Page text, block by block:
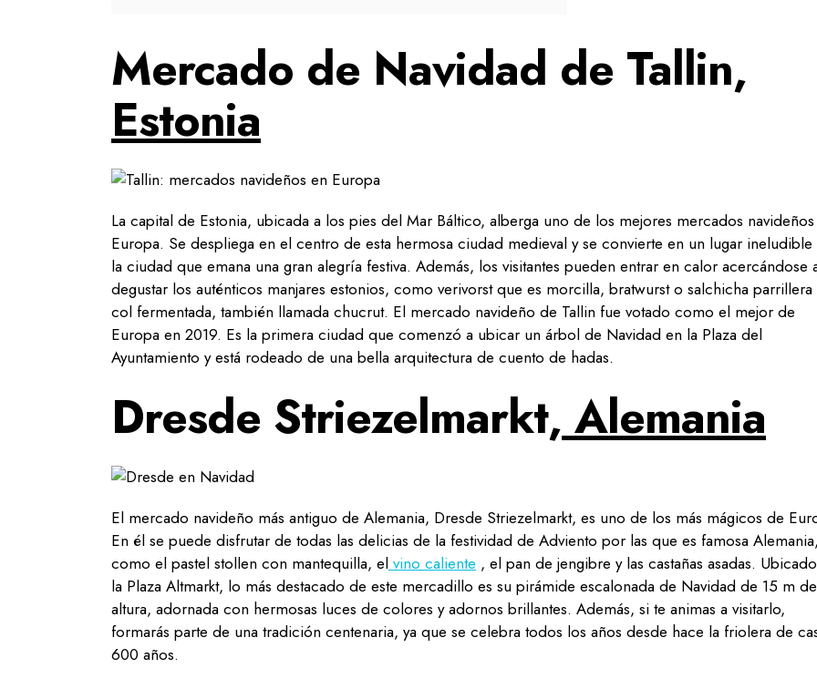
Mercado de Navidad de Tallin,
Estonia
La capital de Estonia, ubicada a los pies del Mar Báltico, alberga uno de los mejores mercados
Europa. Se despliega en el centro de esta hermosa ciudad medieval y se convierte en un lugar ineludible
la ciudad que emana una gran alegría festiva. Además, los visitantes pueden entrar en calor acercándose
degustar los auténticos manjares estonios, como verivorst que es morcilla, bratwurst o salchicha parrillera
col fermentada, también llamada chucrut. El mercado navideño de Tallin fue votado como el mejor de
Europa en 2019. Es la primera ciudad que comenzó a ubicar un árbol de Navidad en la Plaza del
Ayuntamiento y está rodeado de una bella arquitectura de cuento de hadas.
Dresde Striezelmarkt,Alemania
El mercado navideño más antiguo de Alemania, Dresde Striezelmarkt, es uno de los más mágicos de
En él se puede disfrutar de todas las delicias de la festividad de Adviento por las que es famosa Alemania,
como el pastel stollen con mantequilla, el vino caliente , el pan de jengibre y las castañas asadas.
la Plaza Altmarkt, lo más destacado de este mercadillo es su pirámide escalonada de Navidad de 15 m de
altura, adornada con hermosas luces de colores y adornos brillantes. Además, si te animas a visitarlo,
formarás parte de una tradición centenaria, ya que se celebra todos los años desde hace la friolera de
600 años.